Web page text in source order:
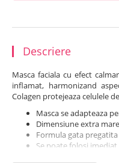
Descriere
Masca faciala cu efect
inflamat, harmonizand
Colagen protejeaza celulele
Masca se adapteaza
Dimensiune extra
Formula gata
Se poate folosi